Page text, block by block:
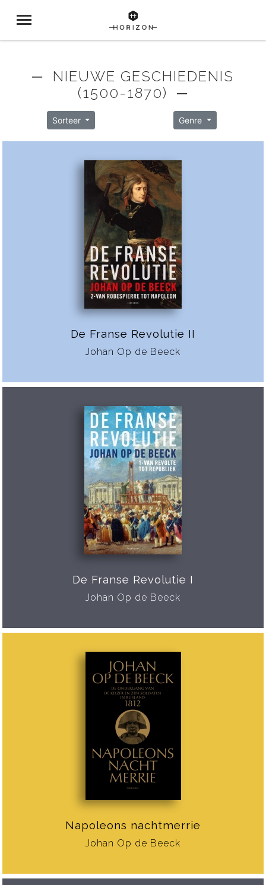
─ NIEUWE GESCHIEDENIS
(1500-1870) ─
Sorteer Genre
De Franse Revolutie II
Johan Op de Beeck
De Franse Revolutie I
Johan Op de Beeck
Napoleons nachtmerrie
Johan Op de Beeck